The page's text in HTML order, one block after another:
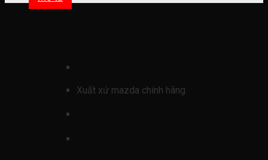
Xuất xứ mazda chính hãng